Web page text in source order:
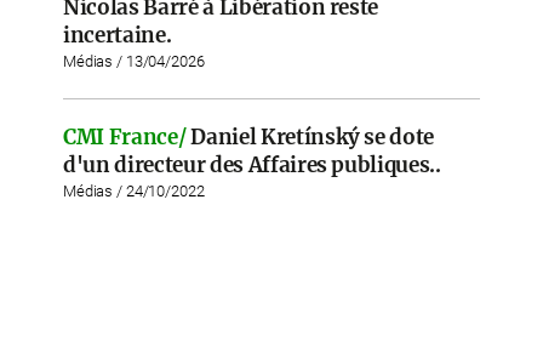
Nicolas Barré à Libération reste
incertaine.
Médias / 13/04/2026
CMI France/Daniel Kretínský se dote
d'un directeur des Affaires publiques..
Médias / 24/10/2022